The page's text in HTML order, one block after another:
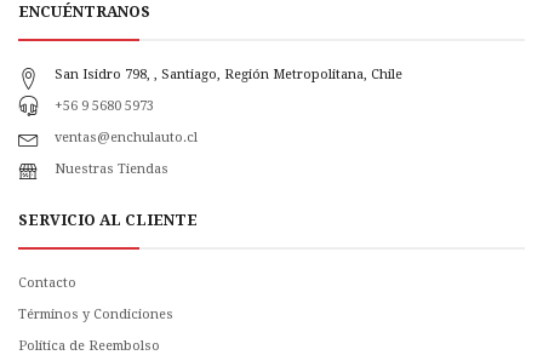
ENCUÉNTRANOS
San Isidro 798, , Santiago, Región Metropolitana, Chile
+56 9 5680 5973
ventas@enchulauto.cl
Nuestras Tiendas
SERVICIO AL CLIENTE
Contacto
Términos y Condiciones
Política de Reembolso